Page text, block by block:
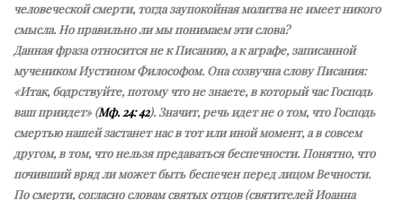
человеческой смерти, тогда заупокойная молитва не имеет никого
смысла. Но правильно ли мы понимаем эти слова?
Данная фраза относится не к Писанию, а к аграфе, записанной
мучеником Иустином Философом. Она созвучна слову Писания:
«Итак, бодрствуйте, потому что не знаете, в который час Господь
ваш приидет» (Мф. 24: 42). Значит, речь идет не о том, что Господь
смертью нашей застанет нас в тот или иной момент, а в совсем
другом, в том, что нельзя предаваться беспечности. Понятно, что
почивший вряд ли может быть беспечен перед лицом Вечности.
По смерти, согласно словам святых отцов (святителей Иоанна